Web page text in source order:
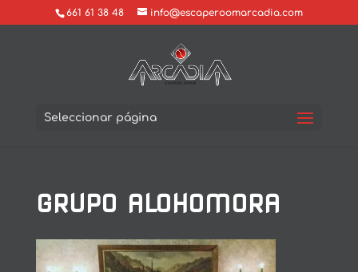
661 61 38 48 info@escaperoomarcadia.com
Seleccionar página
GRUPO ALOHOMORA